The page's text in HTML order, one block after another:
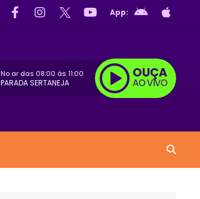
App:
No ar das 08:00 às 11:00
PARADA SERTANEJA
OUÇA
AO VIVO